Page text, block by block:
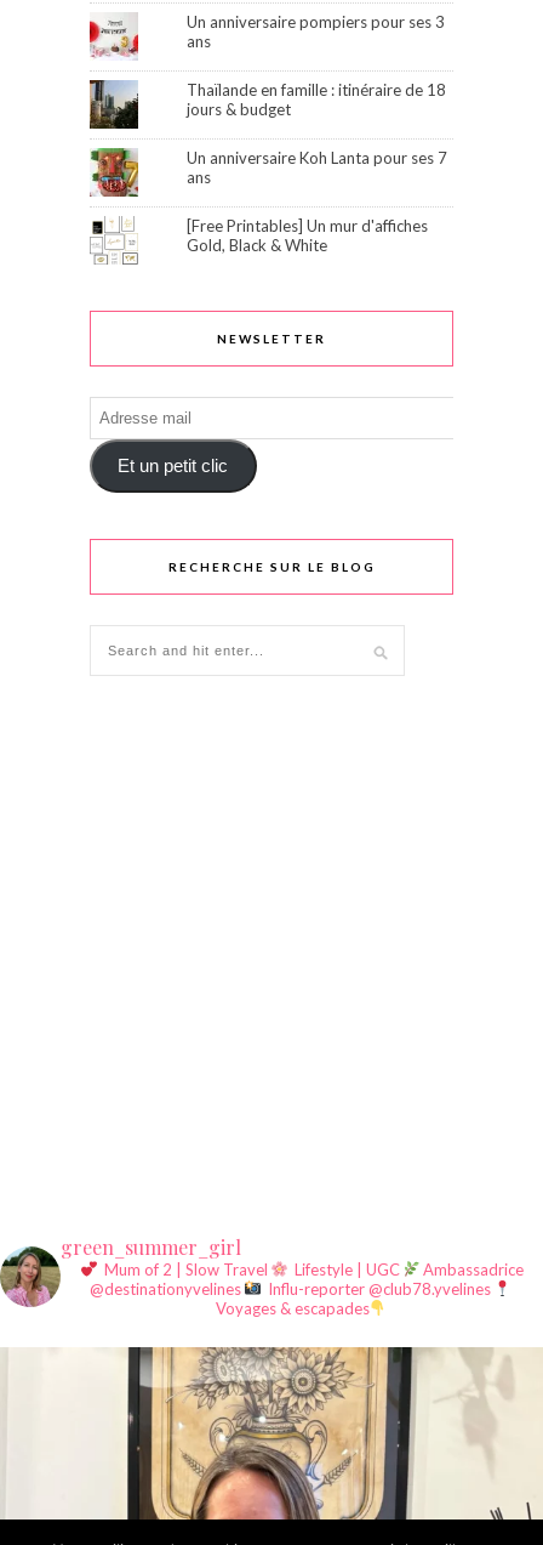
Un anniversaire pompiers pour ses 3
ans
Thaïlande en famille : itinéraire de 18
jours & budget
Un anniversaire Koh Lanta pour ses 7
ans
[Free Printables] Un mur d'affiches
Gold, Black & White
NEWSLETTER
Adresse
mail
Et un petit clic
RECHERCHE SUR LE BLOG
green_summer_girl
Mum of 2 | Slow Travel Lifestyle | UGC
Ambassadrice
@destinationyvelines
Influ-reporter @club78.yvelines
Voyages & escapades